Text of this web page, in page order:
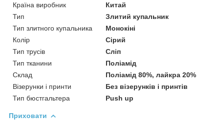
Країна виробник
Китай
Тип
Злитий купальник
Тип злитного купальника
Монокіні
Колір
Сірий
Тип трусів
Сліп
Тип тканини
Поліамід
Склад
Поліамід 80%, лайкра 20%
Візерунки і принти
Без візерунків і принтів
Тип бюстгальтера
Push up
Приховати